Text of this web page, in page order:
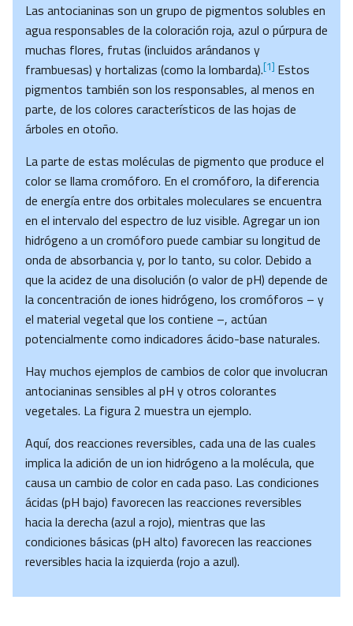
Las antocianinas son un grupo de pigmentos solubles en
agua responsables de la coloración roja, azul o púrpura de
muchas flores, frutas (incluidos arándanos y
frambuesas) y hortalizas (como la lombarda).[1] Estos
pigmentos también son los responsables, al menos en
parte, de los colores característicos de las hojas de
árboles en otoño.
La parte de estas moléculas de pigmento que produce el
color se llama cromóforo. En el cromóforo, la diferencia
de energía entre dos orbitales moleculares se encuentra
en el intervalo del espectro de luz visible. Agregar un ion
hidrógeno a un cromóforo puede cambiar su longitud de
onda de absorbancia y, por lo tanto, su color. Debido a
que la acidez de una disolución (o valor de pH) depende de
la concentración de iones hidrógeno, los cromóforos – y
el material vegetal que los contiene –, actúan
potencialmente como indicadores ácido-base naturales.
Hay muchos ejemplos de cambios de color que involucran
antocianinas sensibles al pH y otros colorantes
vegetales. La figura 2 muestra un ejemplo.
Aquí, dos reacciones reversibles, cada una de las cuales
implica la adición de un ion hidrógeno a la molécula, que
causa un cambio de color en cada paso. Las condiciones
ácidas (pH bajo) favorecen las reacciones reversibles
hacia la derecha (azul a rojo), mientras que las
condiciones básicas (pH alto) favorecen las reacciones
reversibles hacia la izquierda (rojo a azul).